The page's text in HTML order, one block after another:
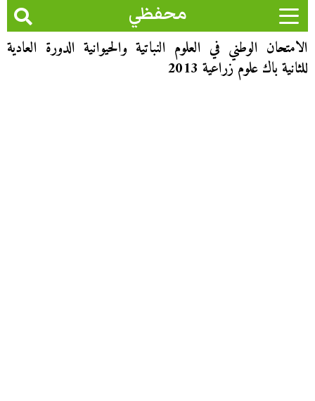
محفظي
الامتحان الوطني في العلوم النباتية والحيوانية الدورة العادية
للثانية باك علوم زراعية 2013